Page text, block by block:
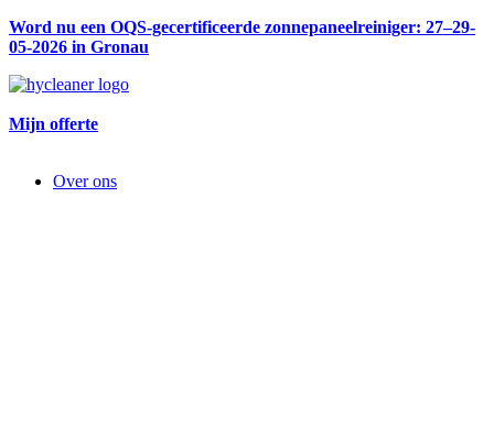
Word nu een OQS-gecertificeerde zonnepaneelreiniger: 27–29-
05-2026 in Gronau
Mijn offerte
Over ons